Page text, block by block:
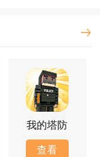
我的塔防
查看